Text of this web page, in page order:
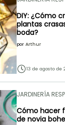
DIY: ¿Cómo
plantas
boda?
por Arthur
13 de agosto de
JARDINERÍA
Cómo hacer
de novia